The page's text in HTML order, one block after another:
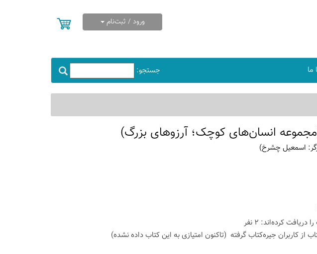
ورود / ثبت‌نام
جستجو: ما
انسان‌های کوچک؛ آرزوهای بزرگ)
اسمعیل چشرخ)
كرده‌اند: 2 نفر
(تاكنون امتیازی به این كتاب داده نشده)